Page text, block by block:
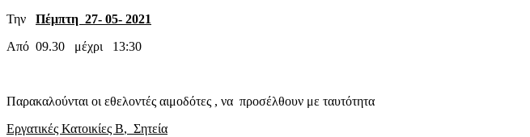
Την Πέμπτη 27- 05- 2021
Από 09.30 μέχρι 13:30
Παρακαλούνται οι εθελοντές αιμοδότες , να προσέλθουν με ταυτότητα &
Εργατικές Κατοικίες B, Σητεία